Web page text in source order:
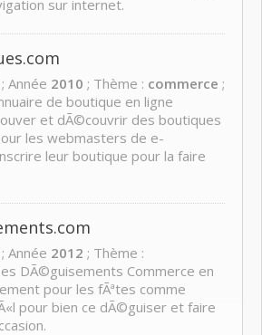
sur internet.
; Année 2010 ; Thème : commerce ;
de boutique en ligne
et dÃ©couvrir des boutiques
les webmasters de e-
leur boutique pour la faire
; Année 2012 ; Thème :
DÃ©guisements Commerce en
pour les fÃªtes comme
pour bien ce dÃ©guiser et faire